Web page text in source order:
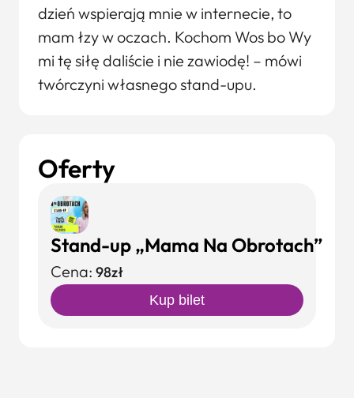
dzień wspierają mnie w internecie, to
mam łzy w oczach. Kochom Wos bo Wy
mi tę siłę daliście i nie zawiodę! – mówi
twórczyni własnego stand-upu.
Oferty
Stand-up „Mama Na Obrotach”
Cena: 98zł
Kup bilet